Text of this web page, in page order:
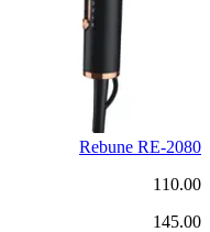
Rebune RE-2080
110.00
145.00